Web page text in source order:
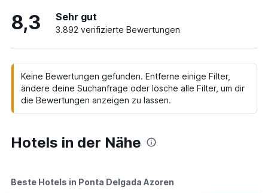
8,3 Sehr gut
3.892 verifizierte Bewertungen
Keine Bewertungen gefunden. Entferne einige Filter,
ändere deine Suchanfrage oder lösche alle Filter, um dir
die Bewertungen anzeigen zu lassen.
Hotels in der Nähe
Beste Hotels in Ponta Delgada Azoren